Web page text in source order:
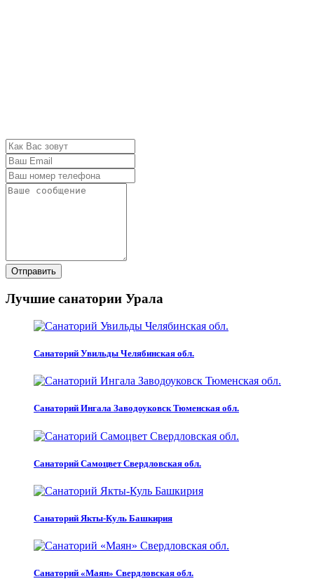
Отправить
Лучшие санатории Урала
Санаторий Увильды Челябинская обл.
Санаторий Ингала Заводоуковск Тюменская обл.
Санаторий Самоцвет Свердловская обл.
Санаторий Якты-Куль Башкирия
Санаторий «Маян» Свердловская обл.